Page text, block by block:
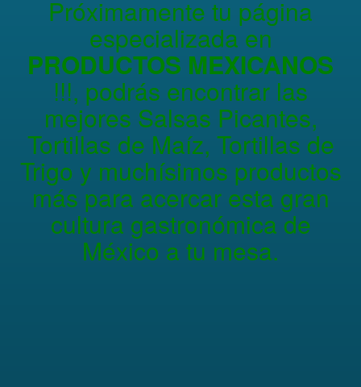
Próximamente tu página
especializada en
PRODUCTOS MEXICANOS
!!!, podrás encontrar las
mejores Salsas Picantes,
Tortillas de Maíz, Tortillas de
Trigo y muchísimos productos
más para acercar esta gran
cultura gastronómica de
México a tu mesa.